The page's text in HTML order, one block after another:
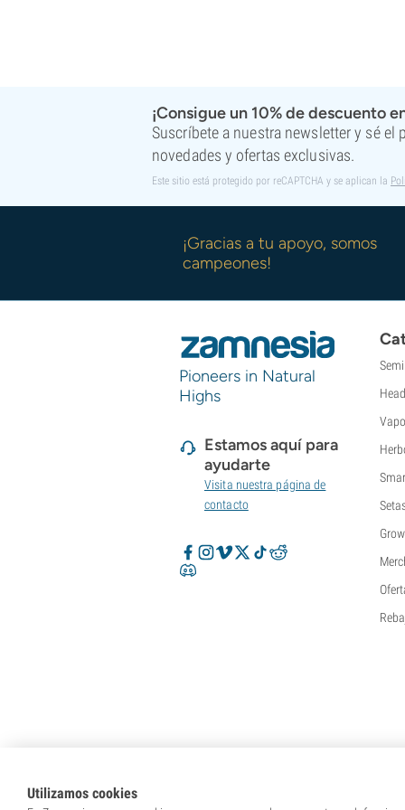
¡Consigue un 10% de descuento
Suscríbete a nuestra newsletter y sé el
novedades y ofertas exclusivas.
Este sitio está protegido por reCAPTCHA y se aplican la
¡Gracias a tu apoyo, somos
campeones!
Pioneers in Natural
Highs
Estamos aquí para
ayudarte
Visita nuestra página de
contacto
Utilizamos cookies